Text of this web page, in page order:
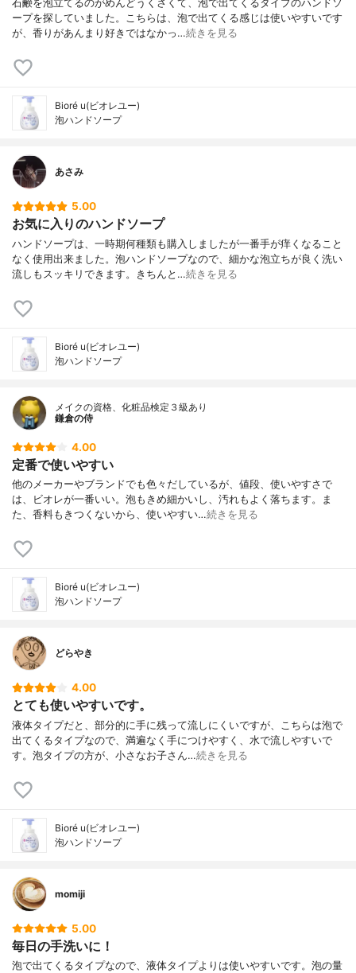
石鹸を泡立てるのがめんどうくさくて、泡で出てくるタイプのハンドソ
ープを探していました。こちらは、泡で出てくる感じは使いやすいです
が、香りがあんまり好きではなかっ…続きを見る
Bioré u(ビオレユー)
泡ハンドソープ
あさみ
5.00
お気に入りのハンドソープ
ハンドソープは、一時期何種類も購入しましたが一番手が痒くなること
なく使用出来ました。泡ハンドソープなので、細かな泡立ちが良く洗い
流しもスッキリできます。きちんと…続きを見る
Bioré u(ビオレユー)
泡ハンドソープ
メイクの資格、化粧品検定３級あり
鎌倉の侍
4.00
定番で使いやすい
他のメーカーやブランドでも色々だしているが、値段、使いやすさで
は、ビオレが一番いい。泡もきめ細かいし、汚れもよく落ちます。ま
た、香料もきつくないから、使いやすい…続きを見る
Bioré u(ビオレユー)
泡ハンドソープ
どらやき
4.00
とても使いやすいです。
液体タイプだと、部分的に手に残って流しにくいですが、こちらは泡で
出てくるタイプなので、満遍なく手につけやすく、水で流しやすいで
す。泡タイプの方が、小さなお子さん…続きを見る
Bioré u(ビオレユー)
泡ハンドソープ
momiji
5.00
毎日の手洗いに！
泡で出てくるタイプなので、液体タイプよりは使いやすいです。泡の量